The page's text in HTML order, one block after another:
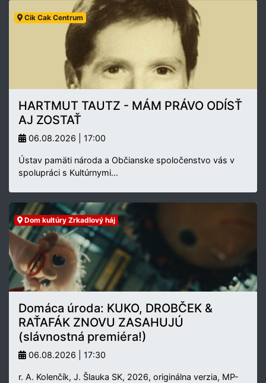
Cik Cak Centrum
HARTMUT TAUTZ - MÁM PRÁVO ODÍSŤ
AJ ZOSTAŤ
06.08.2026 | 17:00
Ústav pamäti národa a Občianske spoločenstvo vás v
spolupráci s Kultúrnymi…
Dom kultúry Zrkadlový háj
Domáca úroda: KUKO, DROBČEK &
RAŤAFÁK ZNOVU ZASAHUJÚ
(slávnostná premiéra!)
06.08.2026 | 17:30
r. A. Kolenčík, J. Šlauka SK, 2026, originálna verzia, MP-